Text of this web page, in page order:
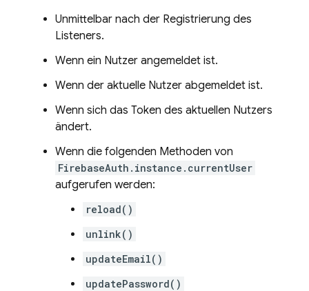
Unmittelbar nach der Registrierung des
Listeners.
Wenn ein Nutzer angemeldet ist.
Wenn der aktuelle Nutzer abgemeldet ist.
Wenn sich das Token des aktuellen Nutzers
ändert.
Wenn die folgenden Methoden von
FirebaseAuth.instance.currentUser
aufgerufen werden:
reload()
unlink()
updateEmail()
updatePassword()